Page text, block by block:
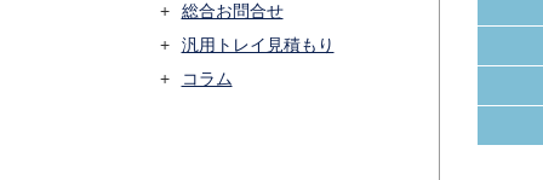
総合お問合せ
汎用トレイ見積もり
コラム